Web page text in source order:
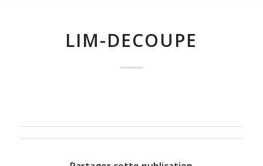
LIM-DECOUPE